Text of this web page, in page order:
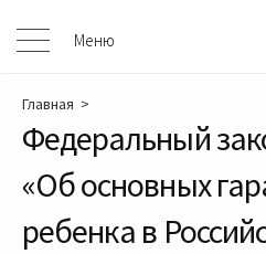
Меню
Меню
Главная >
Федеральный
«Об основных
ребенка в